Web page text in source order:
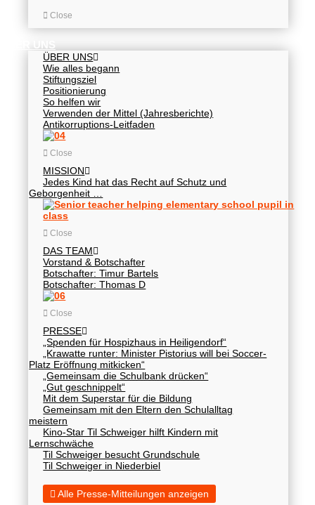
Close
ÜBER UNS
ÜBER UNS
Wie alles begann
Stiftungsziel
Positionierung
So helfen wir
Verwenden der Mittel (Jahresberichte)
Antikorruptions-Leitfaden
Close
MISSION
Jedes Kind hat das Recht auf Schutz und
Geborgenheit …
Close
DAS TEAM
Vorstand & Botschafter
Botschafter: Timur Bartels
Botschafter: Thomas D
Close
PRESSE
„Spenden für Hospizhaus in Heiligendorf“
„Krawatte runter: Minister Pistorius will bei Soccer-
Platz Eröffnung mitkicken“
„Gemeinsam die Schulbank drücken“
„Gut geschnippelt“
Mit dem Superstar für die Bildung
Gemeinsam mit den Eltern den Schulalltag
meistern
Kino-Star Til Schweiger hilft Kindern mit
Lernschwäche
Til Schweiger besucht Grundschule
Til Schweiger in Niederbiel
Alle Presse-Mitteilungen anzeigen